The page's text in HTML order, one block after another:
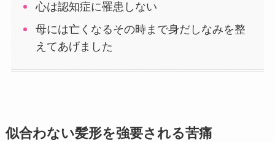
心は認知症に罹患しない
母には亡くなるその時まで身だしなみを整
えてあげました
似合わない髪形を強要される苦痛